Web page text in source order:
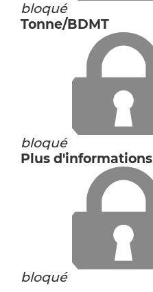
bloqué
Tonne/BDMT
bloqué
Plus d'informations
bloqué